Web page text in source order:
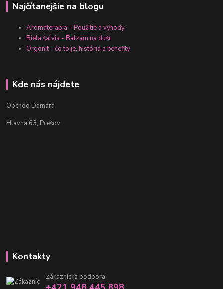
Najčítanejšie na blogu
Aromaterapia – Použitie a výhody
Biela šalvia - Balzam na dušu
Orgonit - čo to je, história a benefity
Kde nás nájdete
Obchod Damara
Hlavná 63, Prešov
Kontakty
Zákaznícka podpora